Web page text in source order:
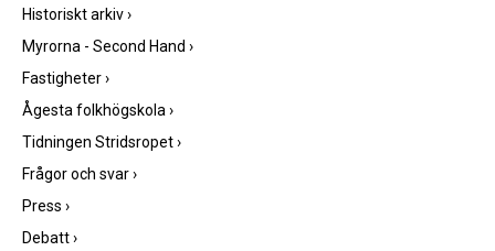
Historiskt arkiv›
Myrorna - Second Hand ›
Fastigheter›
Ågesta folkhögskola ›
Tidningen Stridsropet›
Frågor och svar›
Press ›
Debatt›